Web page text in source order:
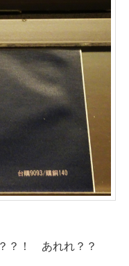
？！ あれれ？？